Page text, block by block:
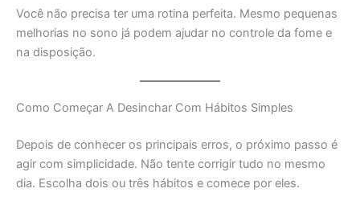
Você não precisa ter uma rotina perfeita. Mesmo pequenas
melhorias no sono já podem ajudar no controle da fome e
na disposição.
Como Começar A Desinchar Com Hábitos Simples
Depois de conhecer os principais erros, o próximo passo é
agir com simplicidade. Não tente corrigir tudo no mesmo
dia. Escolha dois ou três hábitos e comece por eles.